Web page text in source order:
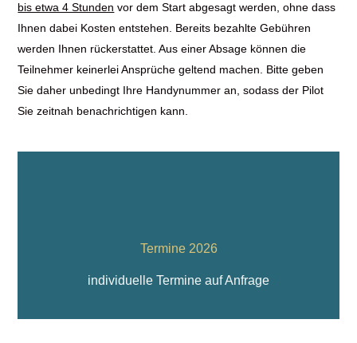
bis etwa 4 Stunden vor dem Start abgesagt werden, ohne dass
Ihnen dabei Kosten entstehen. Bereits bezahlte Gebühren
werden Ihnen rückerstattet. Aus einer Absage können die
Teilnehmer keinerlei Ansprüche geltend machen. Bitte geben
Sie daher unbedingt Ihre Handynummer an, sodass der Pilot
Sie zeitnah benachrichtigen kann.
Termine 2026
individuelle Termine auf Anfrage